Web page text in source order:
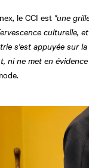
le CCI est "une
culturelle,
s'est appuyée sur
ni ne met en